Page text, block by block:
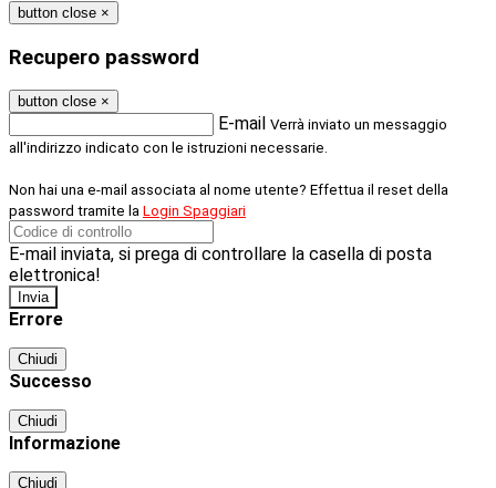
button close ×
Recupero password
button close ×
E-mail Verrà inviato un messaggio
all'indirizzo indicato con le istruzioni necessarie.
Non hai una e-mail associata al nome utente? Effettua il reset della
password tramite la Login Spaggiari
E-mail inviata, si prega di controllare la casella di posta
elettronica!
Errore
Chiudi
Successo
Chiudi
Informazione
Chiudi